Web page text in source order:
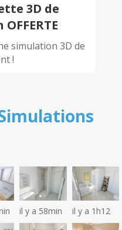
3D de
simulation 3D de
!
il y a 58min il y a 1h12